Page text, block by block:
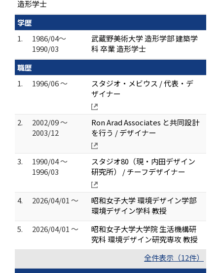
造形学士
学歴
1.
1986/04～
1990/03
武蔵野美術大学 造形学部 建築学
科 卒業 造形学士
職歴
1.
1996/06 ～
スタジオ・メビウス / 代表・デ
ザイナー
2.
2002/09 ～
2003/12
Ron Arad Associates と共同設計
を行う / デザイナー
3.
1990/04 ～
1996/03
スタジオ80（現・内田デザイン
研究所） / チーフデザイナー
4. 2026/04/01 ～
昭和女子大学 環境デザイン学部
環境デザイン学科 教授
5.
2026/04/01 ～
昭和女子大学大学院 生活機構研
究科 環境デザイン研究専攻 教授
全件表示（12件）